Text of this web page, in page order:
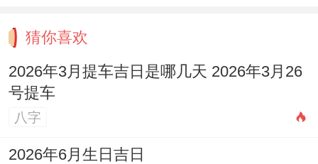
猜你喜欢
2026年3月提车吉日是哪几天 2026年3月26
号提车
八字
2026年6月生日吉日